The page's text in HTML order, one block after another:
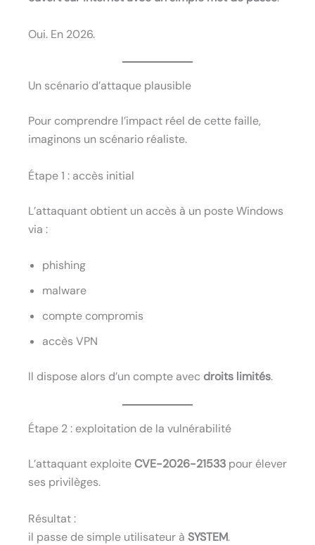
Oui. En 2026.
Un scénario d’attaque plausible
Pour comprendre l’impact réel de cette faille,
imaginons un scénario réaliste.
Étape 1 : accès initial
L’attaquant obtient un accès à un poste Windows
via :
phishing
malware
compte compromis
accès VPN
Il dispose alors d’un compte avec droits limités.
Étape 2 : exploitation de la vulnérabilité
L’attaquant exploiteCVE-2026-21533 pour élever
ses privilèges.
Résultat :
il passe de simple utilisateur à SYSTEM.